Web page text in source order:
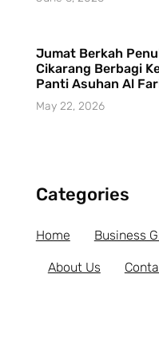
Jumat Berkah
Cikarang Berbagi
Panti Asuhan Al
May 22, 2026
Categories
Home Business
About Us